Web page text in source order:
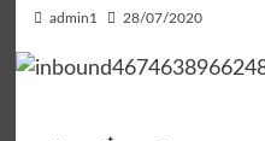
admin1 28/07/2020